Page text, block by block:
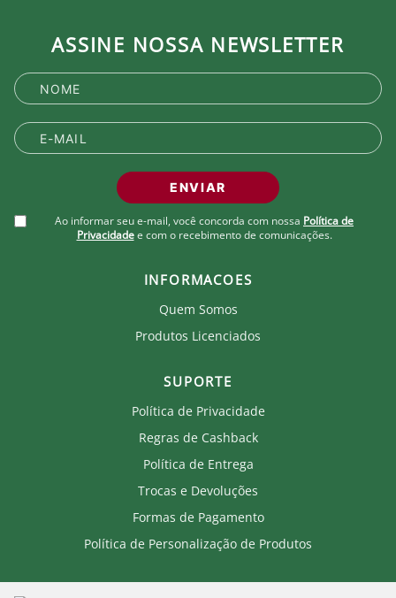
ASSINE NOSSA NEWSLETTER
ENVIAR
Ao informar seu e-mail, você concorda com nossa Política de
Privacidade e com o recebimento de comunicações.
INFORMACOES
Quem Somos
Produtos Licenciados
SUPORTE
Política de Privacidade
Regras de Cashback
Política de Entrega
Trocas e Devoluções
Formas de Pagamento
Política de Personalização de Produtos